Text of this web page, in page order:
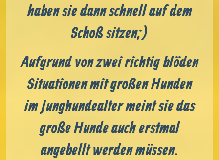
haben sie dann schnell auf dem
Schoß sitzen;)
Aufgrund von zwei richtig blöden
Situationen mit großen Hunden
im Junghundealter meint sie das
große Hunde auch erstmal
angebellt werden müssen.